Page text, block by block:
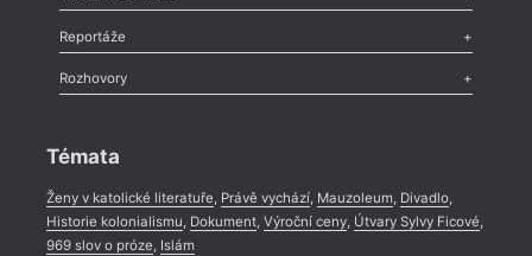
Recenze
Méně slov o próze,Celá rubrika
Reportáže
Literární zítřky
Celá rubrika
Rozhovory
Témata
Ženy v katolické literatuře, Právě vychází, Mauzoleum, Divadlo,
Historie kolonialismu, Dokument, Výroční ceny, Útvary Sylvy Ficové,
969 slov o próze, Islám